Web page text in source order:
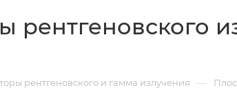
рентгеновского
рентгеновского и гамма излучения —